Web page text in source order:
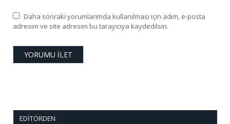
Daha sonraki yorumlarımda kullanılması için adım, e-posta
adresim ve site adresim bu tarayıcıya kaydedilsin.
EDITÖRDEN